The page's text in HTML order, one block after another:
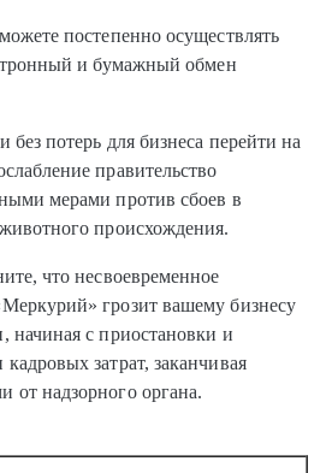
постепенно осуществлять
и бумажный обмен
без потерь для бизнеса перейти на
правительство
мерами против сбоев в
происхождения.
что несвоевременное
грозит вашему бизнесу
начиная с приостановки и
затрат, заканчивая
надзорного органа.